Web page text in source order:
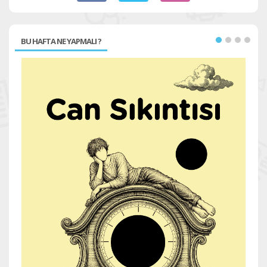
BU HAFTA NE YAPMALI ?